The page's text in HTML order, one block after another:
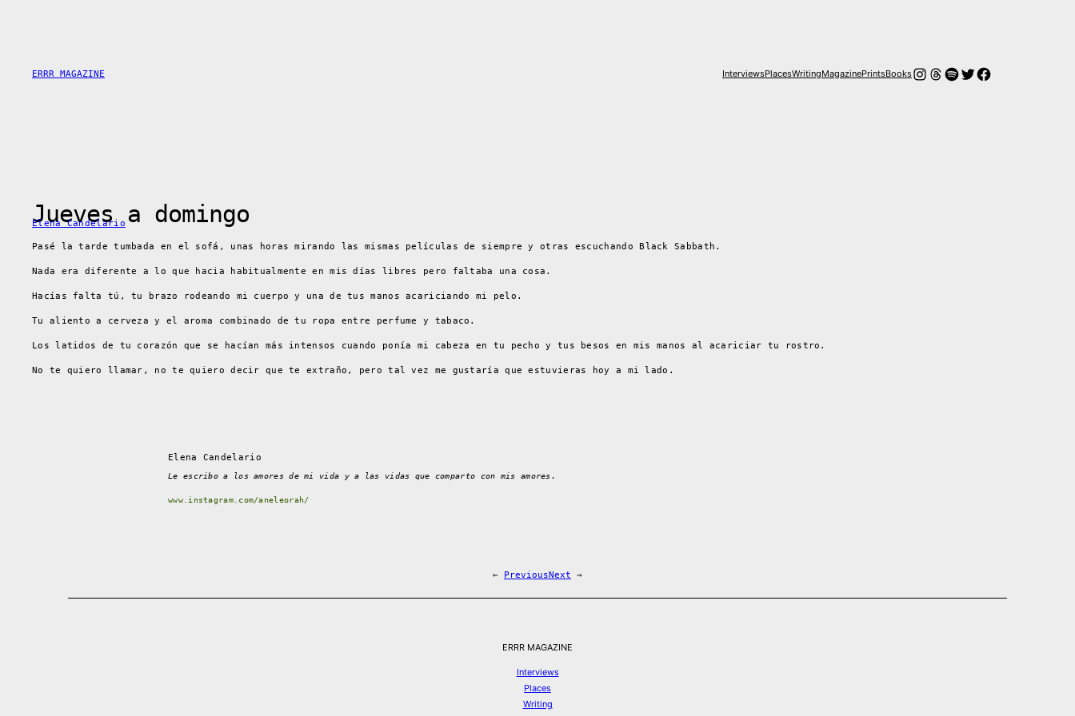
ERRR MAGAZINE InterviewsPlacesWritingMagazinePrintsBooksInstagram
Threads
Spotify
Twitter
Facebook
Jueves a domingo
Elena Candelario
Pasé la tarde tumbada en el sofá, unas horas mirando las mismas películas de siempre y otras escuchando Black Sabbath.
Nada era diferente a lo que hacia habitualmente en mis días libres pero faltaba una cosa.
Hacías falta tú, tu brazo rodeando mi cuerpo y una de tus manos acariciando mi pelo.
Tu aliento a cerveza y el aroma combinado de tu ropa entre perfume y tabaco.
Los latidos de tu corazón que se hacían más intensos cuando ponía mi cabeza en tu pecho y tus besos en mis manos al acariciar tu rostro.
No te quiero llamar, no te quiero decir que te extraño, pero tal vez me gustaría que estuvieras hoy a mi lado.
Elena Candelario
Le escribo a los amores de mi vida y a las vidas que comparto con mis amores.
www.instagram.com/aneleorah/
← PreviousNext →
ERRR MAGAZINE
Interviews
Places
Writing